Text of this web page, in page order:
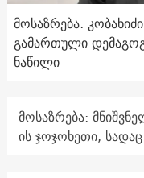
მოსაზრება:
გამართული
ნაწილი
მოსაზრება:
ის ჯოჯოხეთი, სადაც